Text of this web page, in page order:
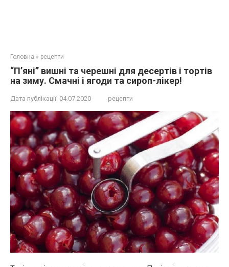
Головна » рецепти
“П’яні” вишні та черешні для десертів і тортів
на зиму. Смачні і ягоди та сироп-лікер!
Дата публікації: 04.07.2020 рецепти